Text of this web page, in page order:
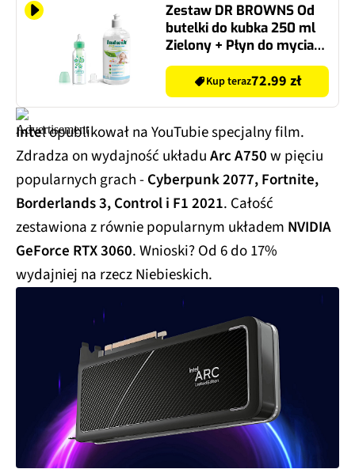
Zestaw DR BROWNS Od
butelki do kubka 250 ml
Zielony + Płyn do mycia
butelek i smoczków
LUDWIK
CG1010102ZEKL0121 475
Kup teraz72.99 zł
Intel opublikował na YouTubie specjalny film.
Zdradza on wydajność układuArc A750w pięciu
popularnych grach -Cyberpunk 2077, Fortnite,
Borderlands 3, Control i F1 2021. Całość
zestawiona z równie popularnym układem NVIDIA
GeForce RTX 3060. Wnioski? Od 6 do 17%
wydajniej na rzecz Niebieskich.